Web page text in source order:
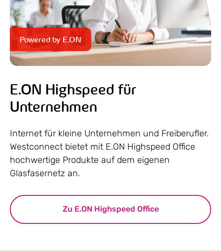
Powered by E.ON
E.ON Highspeed für
Unternehmen
Internet für kleine Unternehmen und Freiberufler.
Westconnect bietet mit E.ON Highspeed Office
hochwertige Produkte auf dem eigenen
Glasfasernetz an.
Zu E.ON Highspeed Office